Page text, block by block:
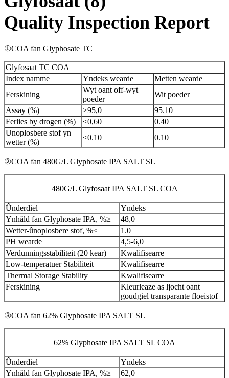
Quality Inspection Report
①COA fan Glyphosate TC
Glyfosaat TC COA
Index namme
Yndeks wearde
Metten wearde
Ferskining
Wyt oant off-wyt
poeder
Wit poeder
Assay (%)
≥95,0
95.10
Ferlies by drogen (%)
≤0,60
0.40
Unoplosbere stof yn
wetter (%)
≤0.10 0.10
②COA fan 480G/L Glyphosate IPA SALT SL
480G/L Glyfosaat IPA SALT SL COA
Ûnderdiel
Yndeks
Ynhâld fan Glyphosate IPA, %≥
48,0
Wetter-ûnoplosbere stof, %≤
1.0
PH wearde
4,5-6,0
Verdunningsstabiliteit (20 kear)
Kwalifisearre
Low-temperatuer Stabiliteit
Kwalifisearre
Thermal Storage Stability
Kwalifisearre
Ferskining
Kleurleaze as ljocht oant
goudgiel transparante floeistof
③COA fan 62% Glyphosate IPA SALT SL
62% Glyphosate IPA SALT SL COA
Ûnderdiel
Yndeks
Ynhâld fan Glyphosate IPA, %≥
62,0